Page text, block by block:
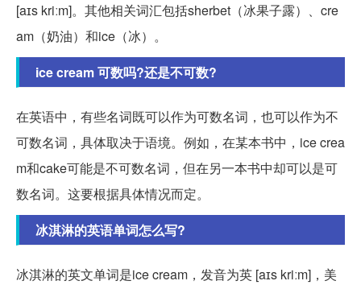
[aɪs kriːm]。其他相关词汇包括sherbet（冰果子露）、cre
am（奶油）和ice（冰）。
ice cream 可数吗?还是不可数?
在英语中，有些名词既可以作为可数名词，也可以作为不
可数名词，具体取决于语境。例如，在某本书中，ice crea
m和cake可能是不可数名词，但在另一本书中却可以是可
数名词。这要根据具体情况而定。
冰淇淋的英语单词怎么写?
冰淇淋的英文单词是ice cream，发音为英 [aɪs kriːm]，美